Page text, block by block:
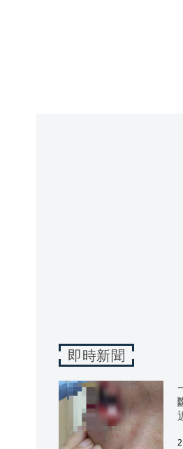
即時新聞